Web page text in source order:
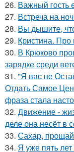
26. Важный гость
27. Встреча на
28. Вы дышите,
29. Кристина. Про
30. В Крюково
зарядке среди
31. "Я вас не
Отдать Самое
фраза стала
32. Движение -
деле она несёт в
33. Сахар,
34. Я уже пять